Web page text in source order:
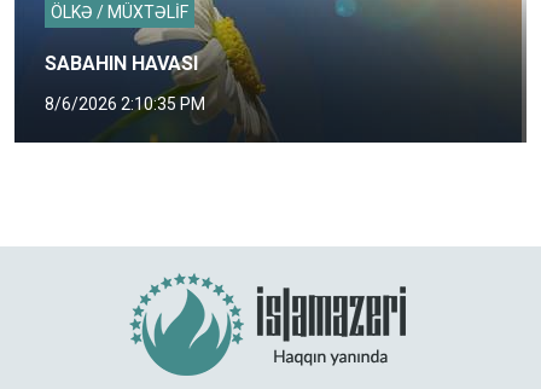
ÖLKƏ / MÜXTƏLİF
SABAHIN HAVASI
8/6/2026 2:10:35 PM